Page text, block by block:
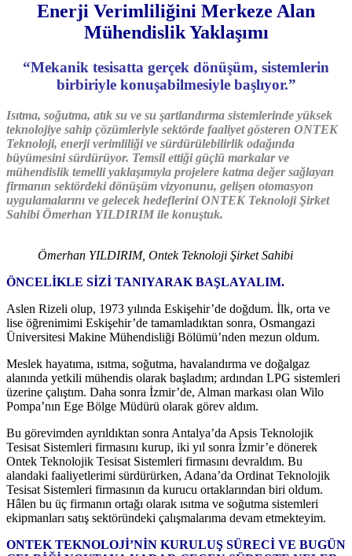
Enerji Verimliliğini Merkeze Alan
Mühendislik Yaklaşımı
“Mekanik tesisatta gerçek dönüşüm, sistemlerin
birbiriyle konuşabilmesiyle başlıyor.”
Isıtma, soğutma, atık su ve su şartlandırma sistemlerinde yüksek
teknolojiye sahip çözümleriyle sektörde faaliyet gösteren ONTEK
Teknoloji, enerji verimliliği ve sürdürülebilirlik odağında
büyümesini sürdürüyor. Temsil ettiği güçlü markalar ve
mühendislik temelli yaklaşımıyla projelere katma değer sağlayan
firmanın sektördeki dönüşüm vizyonunu, gelişen otomasyon
uygulamalarını ve gelecek hedeflerini ONTEK Teknoloji Şirket
Sahibi Ömerhan YILDIRIM ile konuştuk.
Ömerhan YILDIRIM, Ontek Teknoloji Şirket Sahibi
ÖNCELİKLE SİZİ TANIYARAK BAŞLAYALIM.
Aslen Rizeli olup, 1973 yılında Eskişehir’de doğdum. İlk, orta ve
lise öğrenimimi Eskişehir’de tamamladıktan sonra, Osmangazi
Üniversitesi Makine Mühendisliği Bölümü’nden mezun oldum.
Meslek hayatıma, ısıtma, soğutma, havalandırma ve doğalgaz
alanında yetkili mühendis olarak başladım; ardından LPG sistemleri
üzerine çalıştım. Daha sonra İzmir’de, Alman markası olan Wilo
Pompa’nın Ege Bölge Müdürü olarak görev aldım.
Bu görevimden ayrıldıktan sonra Antalya’da Apsis Teknolojik
Tesisat Sistemleri firmasını kurup, iki yıl sonra İzmir’e dönerek
Ontek Teknolojik Tesisat Sistemleri firmasını devraldım. Bu
alandaki faaliyetlerimi sürdürürken, Adana’da Ordinat Teknolojik
Tesisat Sistemleri firmasının da kurucu ortaklarından biri oldum.
Hâlen bu üç firmanın ortağı olarak ısıtma ve soğutma sistemleri
ekipmanları satış sektöründeki çalışmalarıma devam etmekteyim.
ONTEK TEKNOLOJİ’NİN KURULUŞ SÜRECİ VE BUGÜN